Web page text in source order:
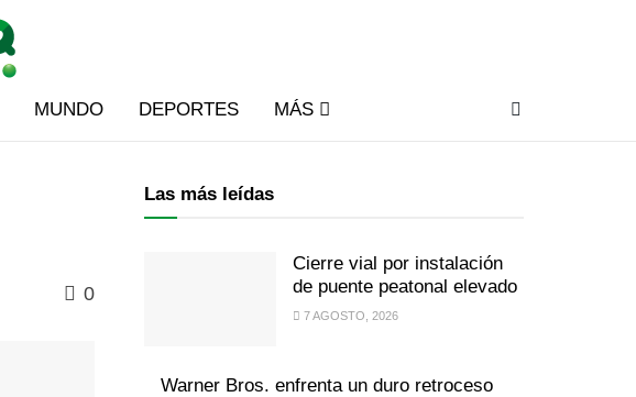
MUNDO DEPORTES MÁS
0
Las más leídas
Cierre vial por instalación
de puente peatonal elevado
7 AGOSTO, 2026
Warner Bros. enfrenta un duro retroceso